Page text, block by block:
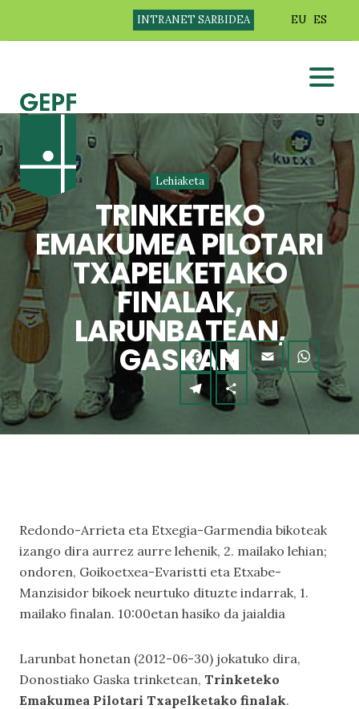
INTRANET SARBIDEA EU ES
Lehiaketa
TRINKETEKO
EMAKUMEA PILOTARI
TXAPELKETAKO
FINALAK,
LARUNBATEAN,
GASKAN
Redondo-Arrieta eta Etxegia-Garmendia bikoteak
izango dira aurrez aurre lehenik, 2. mailako lehian;
ondoren, Goikoetxea-Evaristti eta Etxabe-
Manzisidor bikoek neurtuko dituzte indarrak, 1.
mailako finalan. 10:00etan hasiko da jaialdia
Larunbat honetan (2012-06-30) jokatuko dira,
Donostiako Gaska trinketean, Trinketeko
Emakumea Pilotari Txapelketako finalak.